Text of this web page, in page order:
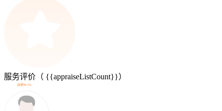
服务评价（ {{appraiseListCount}}）
好评99.1%